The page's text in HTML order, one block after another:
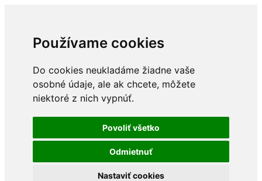
Používame cookies
Do cookies neukladáme žiadne vaše
osobné údaje, ale ak chcete, môžete
niektoré z nich vypnúť.
Povoliť všetko
Odmietnuť
Nastaviť cookies